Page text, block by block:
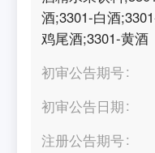
酒;3301-白酒
鸡尾酒;3301-黄酒
初审公告期号
初审公告日期
注册公告期号